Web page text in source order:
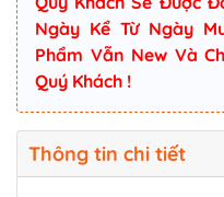
Ngày Kể Từ Ngày
Phẩm Vẫn New Và
Quý Khách !
Thông tin chi tiết